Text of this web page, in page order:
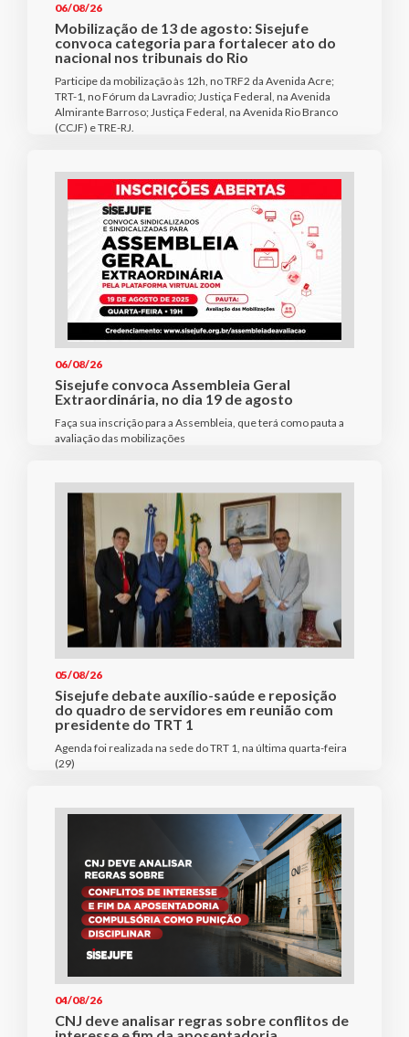
06/08/26
Mobilização de 13 de agosto: Sisejufe
convoca categoria para fortalecer ato do
nacional nos tribunais do Rio
Participe da mobilização às 12h, no TRF2 da Avenida Acre;
TRT-1, no Fórum da Lavradio; Justiça Federal, na Avenida
Almirante Barroso; Justiça Federal, na Avenida Rio Branco
(CCJF) e TRE-RJ.
06/08/26
Sisejufe convoca Assembleia Geral
Extraordinária, no dia 19 de agosto
Faça sua inscrição para a Assembleia, que terá como pauta a
avaliação das mobilizações
05/08/26
Sisejufe debate auxílio-saúde e reposição
do quadro de servidores em reunião com
presidente do TRT 1
Agenda foi realizada na sede do TRT 1, na última quarta-feira
(29)
04/08/26
CNJ deve analisar regras sobre conflitos de